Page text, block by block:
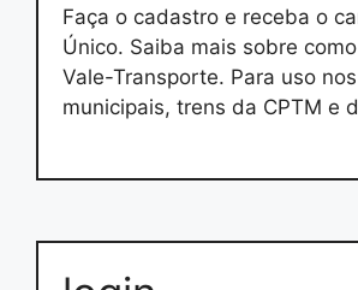
Faça o cadastro e receba o
Único. Saiba mais sobre
Vale-Transporte. Para uso
municipais, trens da CPTM e